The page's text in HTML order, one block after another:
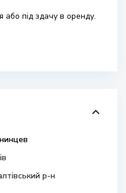
або під здачу в оренду.
р-н